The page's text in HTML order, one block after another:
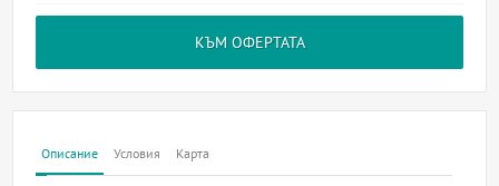
КЪМ ОФЕРТАТА
Описание Условия Карта